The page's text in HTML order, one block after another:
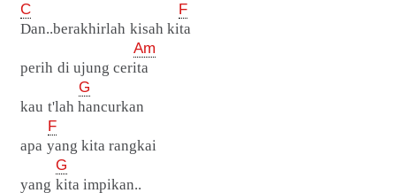
C
F
Dan..berakhirlah kisah kita
Am
perih di ujung cerita
G
kau t'lah hancurkan
F
apa yang kita rangkai
G
yang kita impikan..